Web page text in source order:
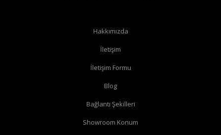
Radyatör borularınız yerden çıkıyor ve radyatörünüzün yan
Radyatör borularınız yerden çıkıyor ve radyatörünüzün alt
düz vanaalabilirsiniz.
Radyatör borularınız duvardan çıkıyor ve radyatörün yan
köşe vana
alabilirsiniz.
Hakkımızda
İletişim
İletişim Formu
Blog
Bağlantı Şekilleri
Showroom Konum